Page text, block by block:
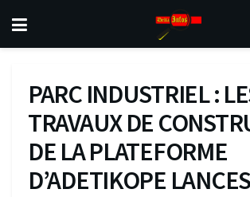
PARC INDUSTRIEL :
TRAVAUX DE
DE LA PLATEFORME
D’ADETIKOPE LANCES